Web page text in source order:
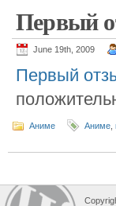
Первый
June 19th, 2009
Первый
Аниме Аниме